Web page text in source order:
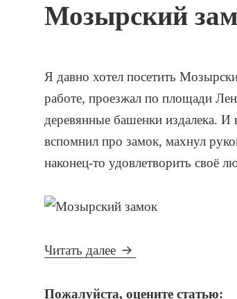
Мозырский
Я давно хотел посетить
работе, проезжал по площади
деревянные башенки издалека.
вспомнил про замок, махнул
наконец-то удовлетворить своё
Читать далее Мозырский замок
Пожалуйста, оцените статью: